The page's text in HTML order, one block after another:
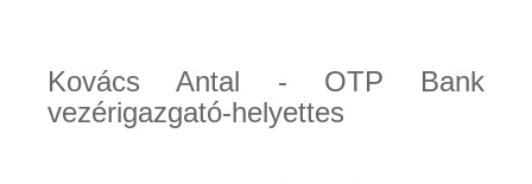
Kovács Antal - OTP Bank
vezérigazgató-helyettes